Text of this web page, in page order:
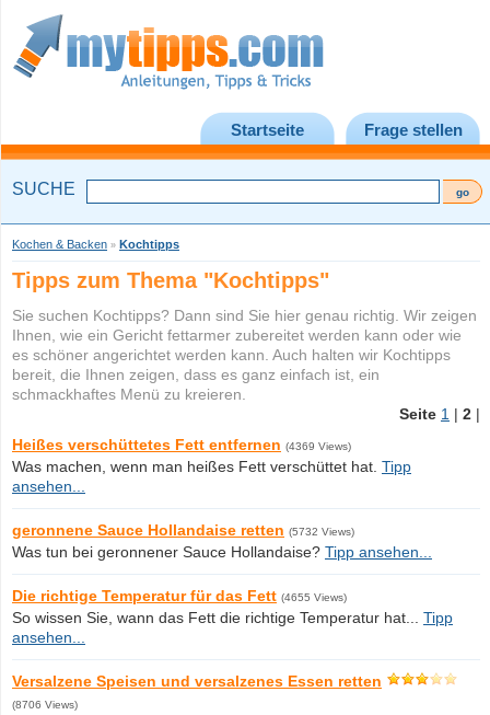
Startseite Frage stellen
SUCHE
Kochen & Backen » Kochtipps
Tipps zum Thema "Kochtipps"
Sie suchen Kochtipps? Dann sind Sie hier genau richtig. Wir zeigen
Ihnen, wie ein Gericht fettarmer zubereitet werden kann oder wie
es schöner angerichtet werden kann. Auch halten wir Kochtipps
bereit, die Ihnen zeigen, dass es ganz einfach ist, ein
schmackhaftes Menü zu kreieren.
Seite 1 | 2 |
Heißes verschüttetes Fett entfernen (4369 Views)
Was machen, wenn man heißes Fett verschüttet hat. Tipp
ansehen...
geronnene Sauce Hollandaise retten (5732 Views)
Was tun bei geronnener Sauce Hollandaise? Tipp ansehen...
Die richtige Temperatur für das Fett (4655 Views)
So wissen Sie, wann das Fett die richtige Temperatur hat... Tipp
ansehen...
Versalzene Speisen und versalzenes Essen retten
(8706 Views)